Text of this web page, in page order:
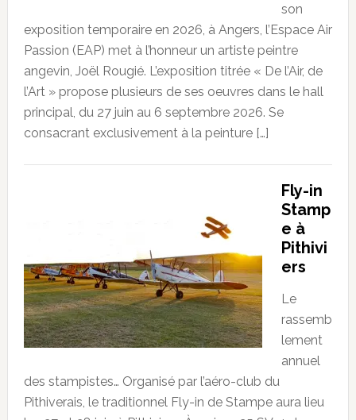
son
exposition temporaire en 2026, à Angers, l’Espace Air
Passion (EAP) met à l’honneur un artiste peintre
angevin, Joël Rougié. L’exposition titrée « De l’Air, de
l’Art » propose plusieurs de ses oeuvres dans le hall
principal, du 27 juin au 6 septembre 2026. Se
consacrant exclusivement à la peinture […]
Fly-in
Stamp
e à
Pithivi
ers
Le
rassemb
lement
annuel
des stampistes… Organisé par l’aéro-club du
Pithiverais, le traditionnel Fly-in de Stampe aura lieu